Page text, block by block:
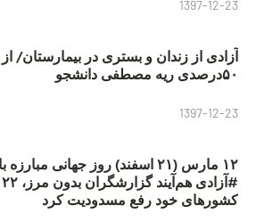
1397-12-23
آزادی از زندان و بستری در بیمارستان/ از
۵۰درصدی ریه مصطفی دانشجو
1397-12-23
۱۲ مارس (۲۱ اسفند) روز جهانی
کشورهای خود رفع مسدودیت کرد